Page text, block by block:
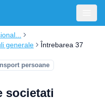
generale Întrebarea 37
persoane
societati